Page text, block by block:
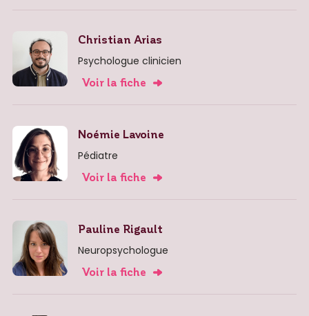
Christian Arias
Psychologue clinicien
Voir la fiche
Noémie Lavoine
Pédiatre
Voir la fiche
Pauline Rigault
Neuropsychologue
Voir la fiche